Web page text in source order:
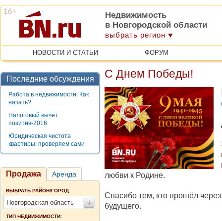
Недвижимость
в Новгородской области
выбрать регион
НОВОСТИ И СТАТЬИ ФОРУМ
Последние обсуждения
Работа в недвижимости. Как
начать?
Налоговый вычет:
позитив-2016
Юридическая чистота
квартиры: проверяем сами
Продажа Аренда
ВЫБРАТЬ РАЙОН/ГОРОД:
Новгородская область
ТИП НЕДВИЖИМОСТИ:
С Днем Победы!
любви к Родине.
Спасибо тем, кто прошёл
будущего.